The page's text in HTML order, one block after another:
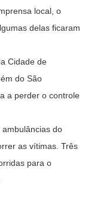
local, o
delas ficaram
Cidade de
do São
a perder o controle
do
as vítimas. Três
para o